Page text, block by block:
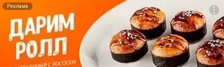
Реклама